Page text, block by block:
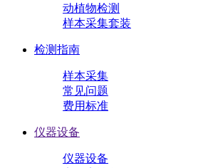
动植物检测
样本采集套装
检测指南
样本采集
常见问题
费用标准
仪器设备
仪器设备